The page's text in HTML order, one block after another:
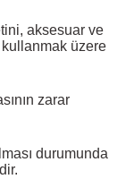
aksesuar ve
kullanmak üzere
zarar
durumunda